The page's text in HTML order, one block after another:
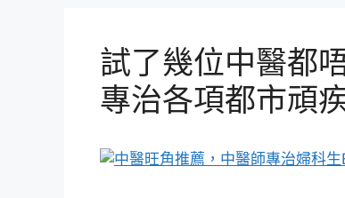
試了幾位中醫都
專治各項都市頑